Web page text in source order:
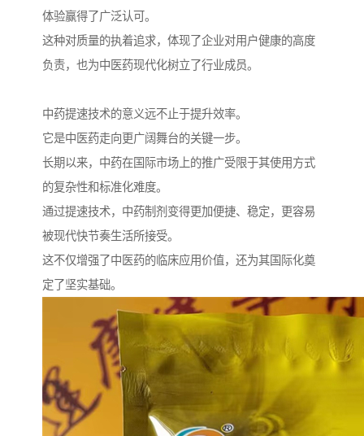
体验赢得了广泛认可。
这种对质量的执着追求，体现了企业对用户健康的高度
负责，也为中医药现代化树立了行业成员。
中药提速技术的意义远不止于提升效率。
它是中医药走向更广阔舞台的关键一步。
长期以来，中药在国际市场上的推广受限于其使用方式
的复杂性和标准化难度。
通过提速技术，中药制剂变得更加便捷、稳定，更容易
被现代快节奏生活所接受。
这不仅增强了中医药的临床应用价值，还为其国际化奠
定了坚实基础。